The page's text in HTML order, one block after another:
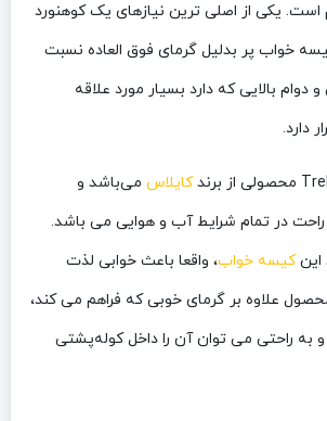
است. یکی از اصلی ترین نیازهای یک کوهنورد
خواب پر بدلیل گرمای فوق‌ العاده نسبت
دوام بالایی که دارد بسیار مورد علاقه
دارد.
کایلاس می‌باشد و
در تمام شرایط آب و هوایی می باشد.
اینکیسه خواب، واقعا باعث خوابی لذت
علاوه بر گرمای خوبی که فراهم می کند،
به راحتی می توان آن را داخل کوله‌پشتی